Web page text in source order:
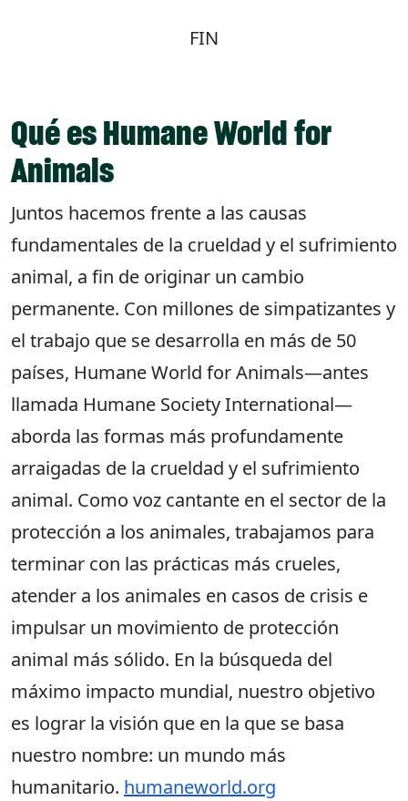
FIN
Qué es Humane World for
Animals
Juntos hacemos frente a las causas
fundamentales de la crueldad y el sufrimiento
animal, a fin de originar un cambio
permanente. Con millones de simpatizantes y
el trabajo que se desarrolla en más de 50
países, Humane World for Animals—antes
llamada Humane Society International—
aborda las formas más profundamente
arraigadas de la crueldad y el sufrimiento
animal. Como voz cantante en el sector de la
protección a los animales, trabajamos para
terminar con las prácticas más crueles,
atender a los animales en casos de crisis e
impulsar un movimiento de protección
animal más sólido. En la búsqueda del
máximo impacto mundial, nuestro objetivo
es lograr la visión que en la que se basa
nuestro nombre: un mundo más
humanitario. humaneworld.org